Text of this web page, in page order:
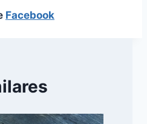
Facebook